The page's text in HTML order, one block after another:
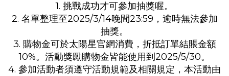
1. 挑戰成功才可參加抽獎喔。
2. 名單整理至2025/3/14晚間23:59，逾時無法參加
抽獎。
3. 購物金可於太陽星官網消費，折抵訂單結賬金額
10%。活動獎勵購物金皆能使用到2025/5/30。
4. 參加活動者須遵守活動規範及相關規定，本活動由